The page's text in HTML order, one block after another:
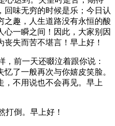
回味无穷的时候是乐；今日认
之趣，人生道路没有永恒的酸
一瞬之间！因此，大家别因
失而苦不堪言！早上好！
，前一天还啜泣着跟你说：
了一般再次与你嬉皮笑脸。
，不用说也不会再见。早上
打倒。早上好！